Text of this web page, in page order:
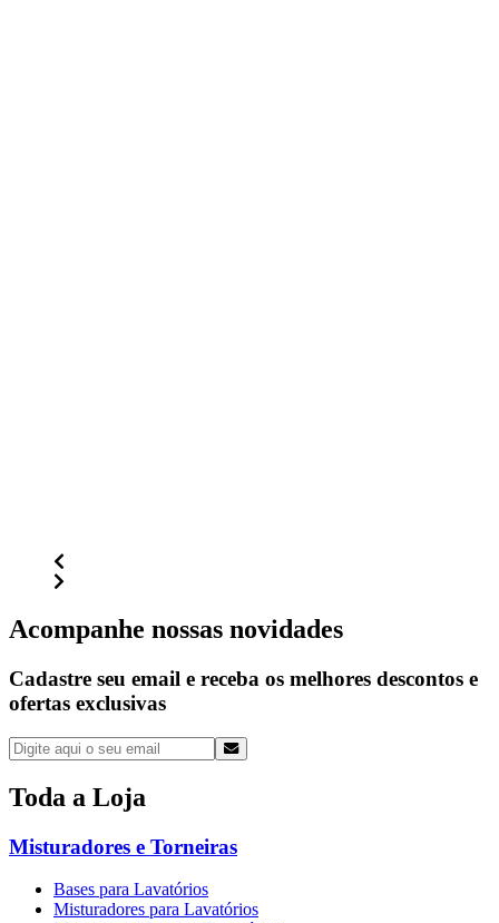
Acompanhe nossas novidades
Cadastre seu email e receba os melhores descontos e
ofertas exclusivas
Toda a Loja
Misturadores e Torneiras
Bases para Lavatórios
Misturadores para Lavatórios